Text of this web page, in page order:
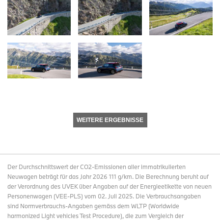
WEITERE ERGEBNISSE
Der Durchschnittswert der CO2-Emissionen aller immatrikulierten
Neuwagen beträgt für das Jahr 2026 111 g/km. Die Berechnung beruht auf
der Verordnung des UVEK über Angaben auf der Energieetikette von neuen
Personenwagen (VEE-PLS) vom 02. Juli 2025. Die Verbrauchsangaben
sind Normverbrauchs-Angaben gemäss dem WLTP (Worldwide
harmonized Light vehicles Test Procedure), die zum Vergleich der